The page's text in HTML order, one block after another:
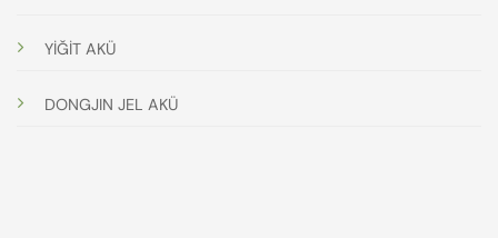
YİĞİT AKÜ
DONGJIN JEL AKÜ